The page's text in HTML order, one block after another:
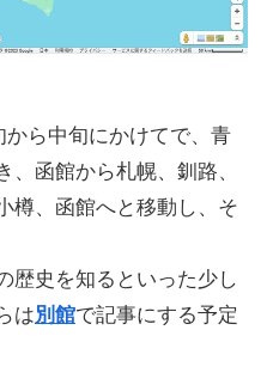
ら中旬にかけてで、青
函館から札幌、釧路、
樽、函館へと移動し、そ
歴史を知るといった少し
は別館で記事にする予定